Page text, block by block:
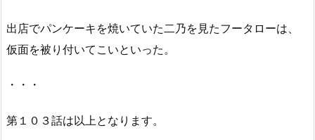
出店でパンケーキを焼いていた二乃を見たフータローは、
仮面を被り付いてこいといった。
・・・
第１０３話は以上となります。